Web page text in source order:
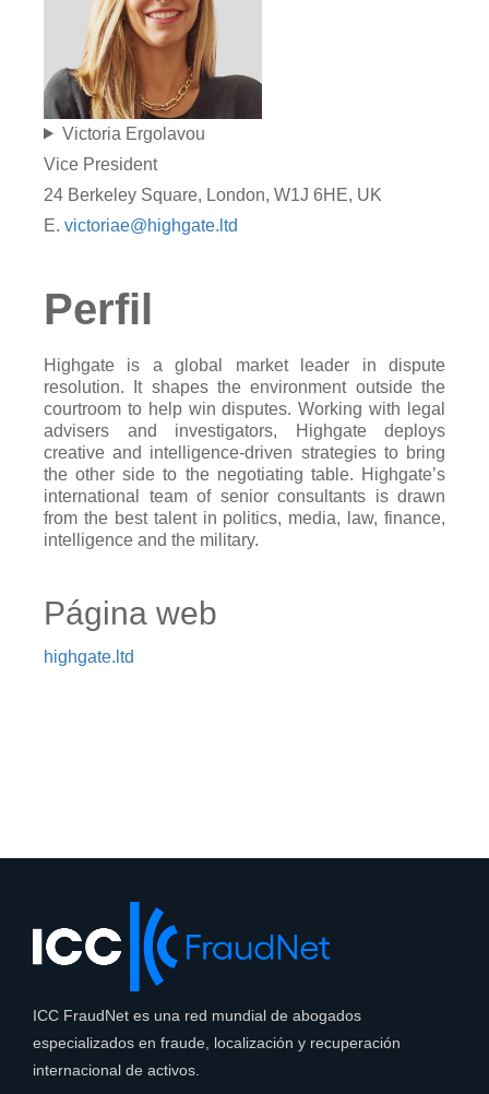
Victoria Ergolavou
Vice President
24 Berkeley Square, London, W1J 6HE, UK
E. victoriae@highgate.ltd
Perfil
Highgate is a global market leader in dispute
resolution. It shapes the environment outside the
courtroom to help win disputes. Working with legal
advisers and investigators, Highgate deploys
creative and intelligence-driven strategies to bring
the other side to the negotiating table. Highgate’s
international team of senior consultants is drawn
from the best talent in politics, media, law, finance,
intelligence and the military.
Página web
highgate.ltd
ICC FraudNet es una red mundial de abogados
especializados en fraude, localización y recuperación
internacional de activos.